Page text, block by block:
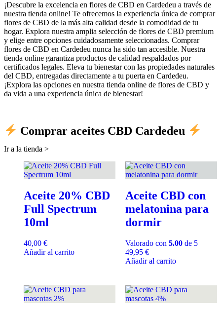
¡Descubre la excelencia en flores de CBD en Cardedeu a través de
nuestra tienda online! Te ofrecemos la experiencia única de comprar
flores de CBD de la más alta calidad desde la comodidad de tu
hogar. Explora nuestra amplia selección de flores de CBD premium
y elige entre opciones cuidadosamente seleccionadas. Comprar
flores de CBD en Cardedeu nunca ha sido tan accesible. Nuestra
tienda online garantiza productos de calidad respaldados por
certificados legales. Eleva tu bienestar con las propiedades naturales
del CBD, entregadas directamente a tu puerta en Cardedeu.
¡Explora las opciones en nuestra tienda online de flores de CBD y
da vida a una experiencia única de bienestar!
Comprar aceites CBD Cardedeu
Ir a la tienda >
Aceite 20% CBD
Full Spectrum
10ml
40,00 €
Añadir al carrito
Aceite CBD con
melatonina para
dormir
Valorado con 5.00 de 5
49,95 €
Añadir al carrito